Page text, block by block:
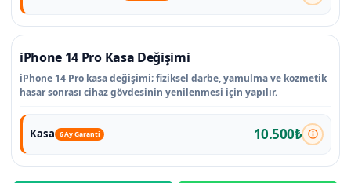
iPhone 14 Pro Kasa Değişimi
iPhone 14 Pro kasa değişimi; fiziksel darbe, yamulma ve kozmetik
hasar sonrası cihaz gövdesinin yenilenmesi için yapılır.
Kasa 6 Ay Garanti 10.500₺